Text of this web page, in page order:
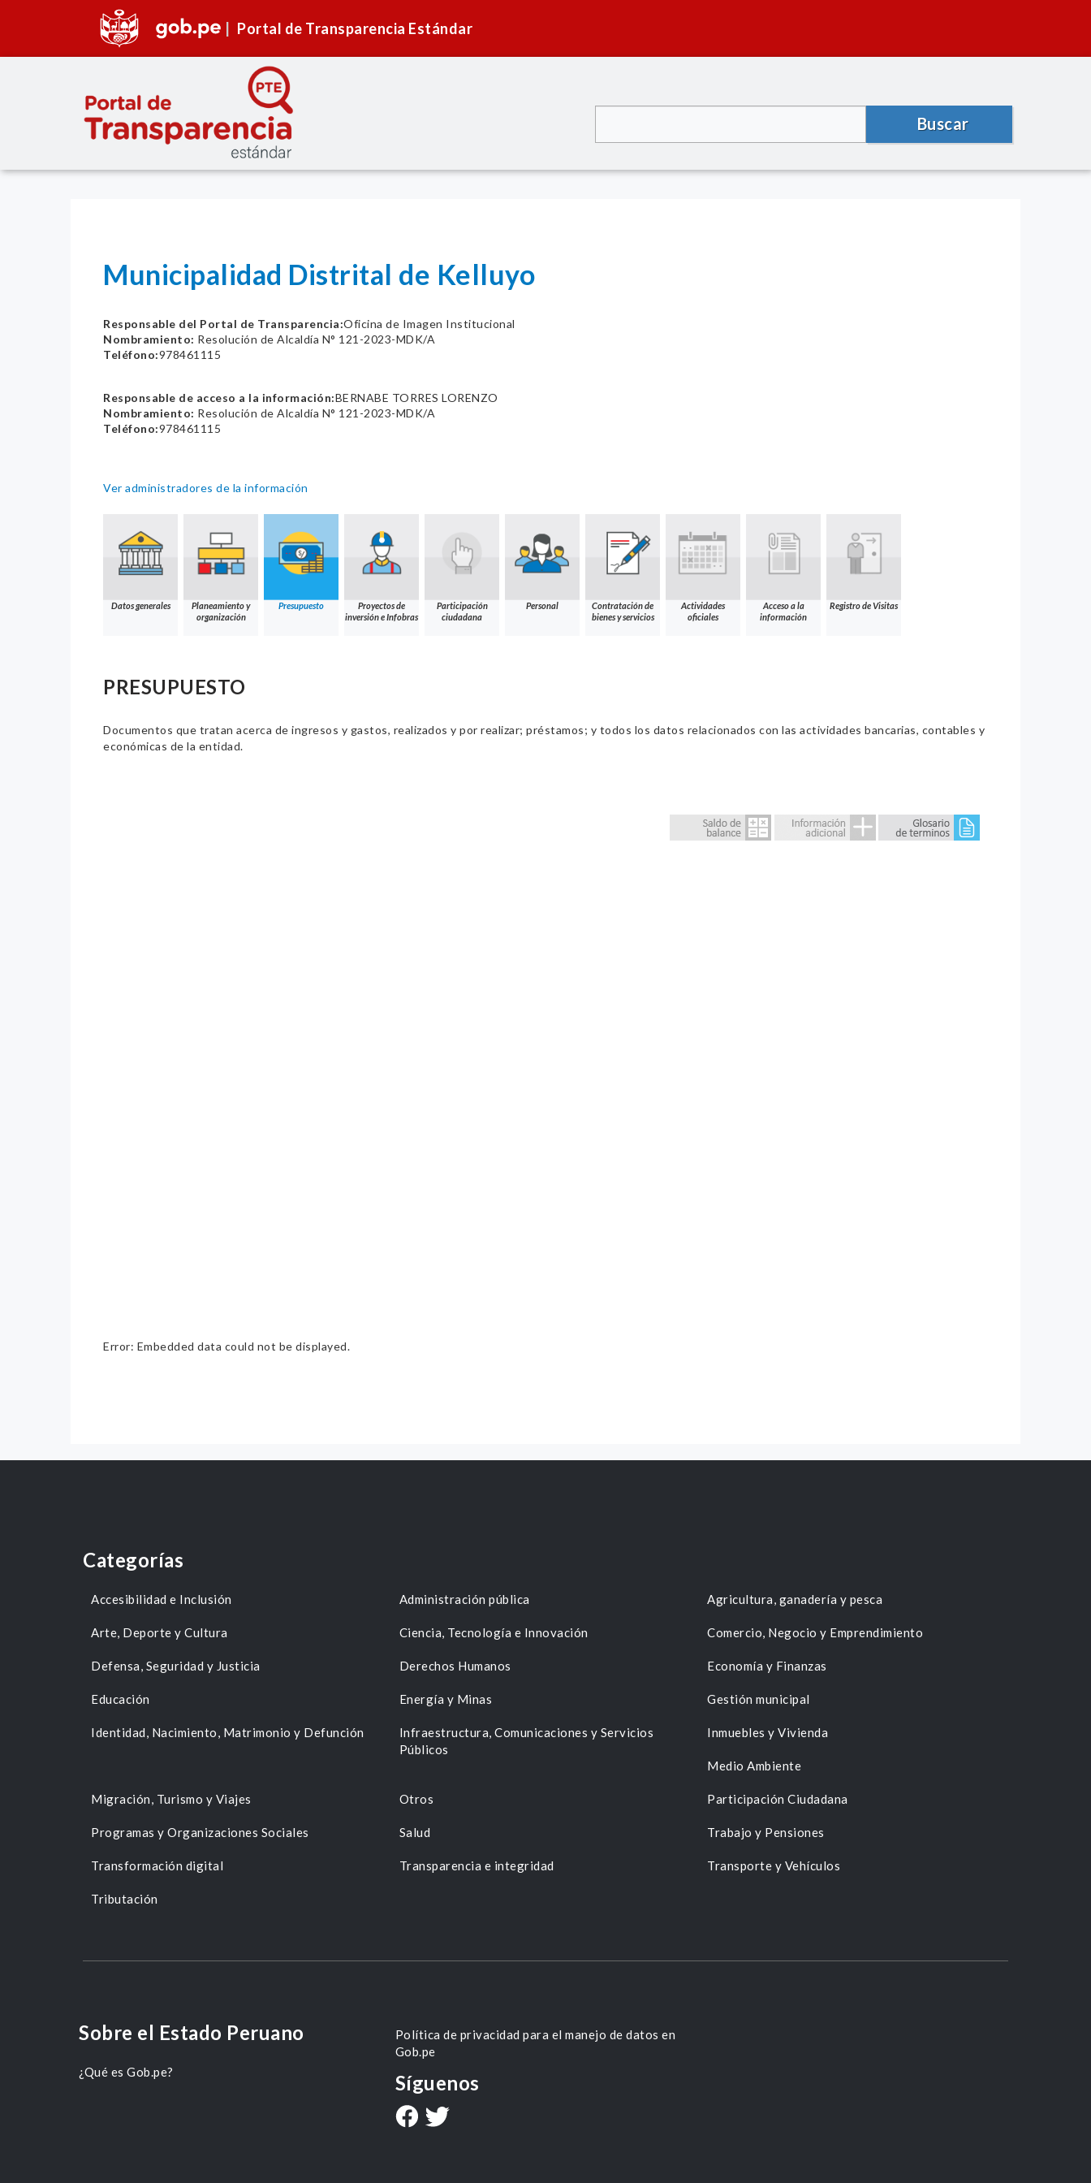
Portal de Transparencia Estándar
Buscar
Municipalidad Distrital de Kelluyo
Responsable del Portal de Transparencia:Oficina de Imagen Institucional
Nombramiento: Resolución de Alcaldía N° 121-2023-MDK/A
Teléfono:978461115
Responsable de acceso a la información:BERNABE TORRES LORENZO
Nombramiento: Resolución de Alcaldía N° 121-2023-MDK/A
Teléfono:978461115
Ver administradores de la información
Datos generales
Planeamiento y
organización
Presupuesto
Proyectos de
inversión e Infobras
Participación
ciudadana
Personal
Contratación de
bienes y servicios
Actividades
oficiales
Acceso a la
información
Registro de Visitas
PRESUPUESTO
Documentos que tratan acerca de ingresos y gastos, realizados y por realizar; préstamos; y todos los datos relacionados con las actividades bancarias, contables y
económicas de la entidad.
Error: Embedded data could not be displayed.
Categorías
Accesibilidad e Inclusión Administración pública Agricultura, ganadería y pesca
Arte, Deporte y Cultura Ciencia, Tecnología e Innovación Comercio, Negocio y Emprendimiento
Defensa, Seguridad y Justicia Derechos Humanos Economía y Finanzas
Educación Energía y Minas Gestión municipal
Identidad, Nacimiento, Matrimonio y Defunción
Infraestructura, Comunicaciones y Servicios
Públicos
Inmuebles y Vivienda
Medio Ambiente
Migración, Turismo y Viajes Otros Participación Ciudadana
Programas y Organizaciones Sociales Salud Trabajo y Pensiones
Transformación digital Transparencia e integridad Transporte y Vehículos
Tributación
Sobre el Estado Peruano
¿Qué es Gob.pe?
Política de privacidad para el manejo de datos en
Gob.pe
Síguenos